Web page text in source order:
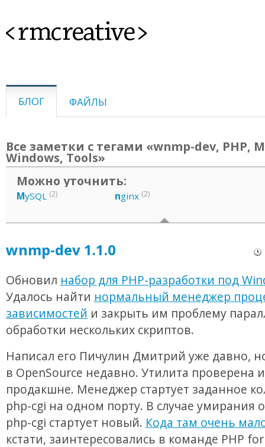
<rmcreative>
БЛОГ ФАЙЛЫ
Все заметки с тегами «wnmp-dev, PHP,
Windows, Tools»
Можно уточнить:
MySQL (2) nginx (2)
wnmp-dev 1.1.0
Обновил набор для PHP-разработки под
Удалось найти нормальный менеджер
зависимостей и закрыть им проблему
обработки нескольких скриптов.
Написал его Пичулин Дмитрий уже давно,
в OpenSource недавно. Утилита проверена
продакшне. Менеджер стартует заданное
php-cgi на одном порту. В случае умирания
php-cgi стартует новый. Кода там очень
кстати, заинтересовались в команде PHP